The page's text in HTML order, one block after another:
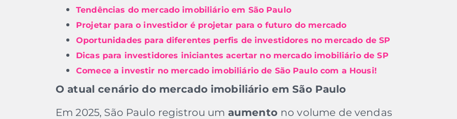
Tendências do mercado imobiliário em São Paulo
Projetar para o investidor é projetar para o futuro do mercado
Oportunidades para diferentes perfis de investidores no mercado de SP
Dicas para investidores iniciantes acertar no mercado imobiliário de SP
Comece a investir no mercado imobiliário de São Paulo com a Housi!
O atual cenário do mercado imobiliário em São Paulo
Em 2025, São Paulo registrou um aumento no volume de vendas